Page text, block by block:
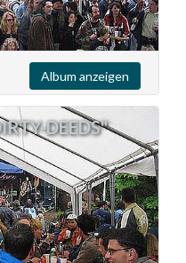
Album anzeigen
DEEDS"